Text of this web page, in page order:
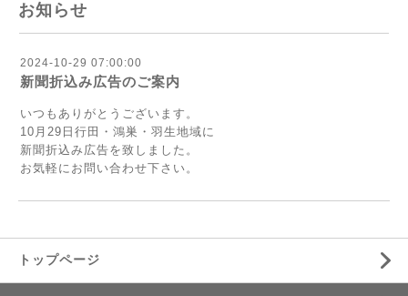
お知らせ
2024-10-29 07:00:00
新聞折込み広告のご案内
いつもありがとうございます。
10月29日行田・鴻巣・羽生地域に
新聞折込み広告を致しました。
お気軽にお問い合わせ下さい。
トップページ